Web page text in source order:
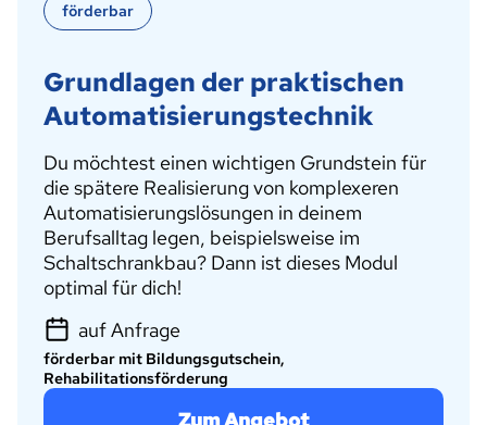
förderbar
Grundlagen der praktischen
Automatisierungstechnik
Du möchtest einen wichtigen Grundstein für
die spätere Realisierung von komplexeren
Automatisierungslösungen in deinem
Berufsalltag legen, beispielsweise im
Schaltschrankbau? Dann ist dieses Modul
optimal für dich!
auf Anfrage
förderbar mit Bildungsgutschein,
Rehabilitationsförderung